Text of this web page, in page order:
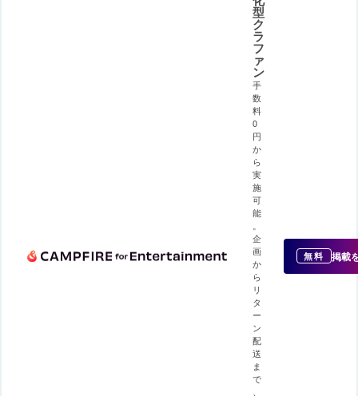
型
ク
ラ
フ
ァ
ン
手
数
料
0
円
か
ら
実
施
可
能
企
画
か
ら
リ
タ
ー
ン
配
送
ま
で
無料 掲載